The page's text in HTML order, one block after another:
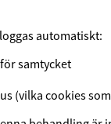
automatiskt:
samtycket
(vilka cookies